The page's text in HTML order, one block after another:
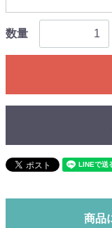
数量
商品